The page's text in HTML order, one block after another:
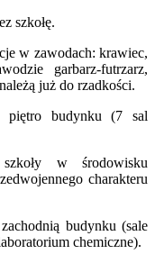
szkołę.
w zawodach: krawiec,
garbarz-futrzarz,
już do rzadkości.
piętro budynku (7 sal
w środowisku
charakteru
budynku (sale
chemiczne).